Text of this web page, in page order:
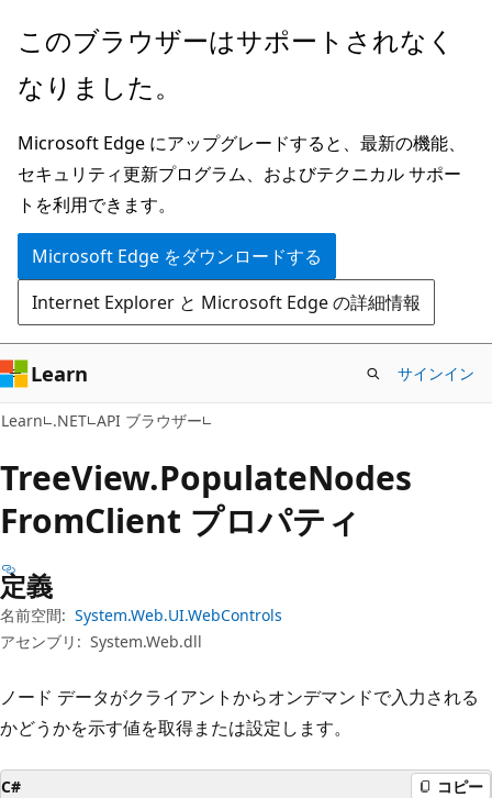
メ
ン
ン
テ
ン
ツ
に
ス
キ
ッ
プ
ペ
ジ
ナ
ビ
ゲ
ー
シ
ョ
ン
に
ス
キ
ッ
プ
このブラウザーはサポートされなく
なりました。
Microsoft Edge にアップグレードすると、最新の機能、
セキュリティ更新プログラム、およびテクニカル サポー
トを利用できます。
Microsoft Edge をダウンロードする
Internet Explorer と Microsoft Edge の詳細情報
Learn サインイン
Learn .NET API ブラウザー
TreeView.PopulateNodes
FromClient プロパティ
定義
名前空間: System.Web.UI.WebControls
アセンブリ: System.Web.dll
ノード データがクライアントからオンデマンドで入力される
かどうかを示す値を取得または設定します。
C# コピー